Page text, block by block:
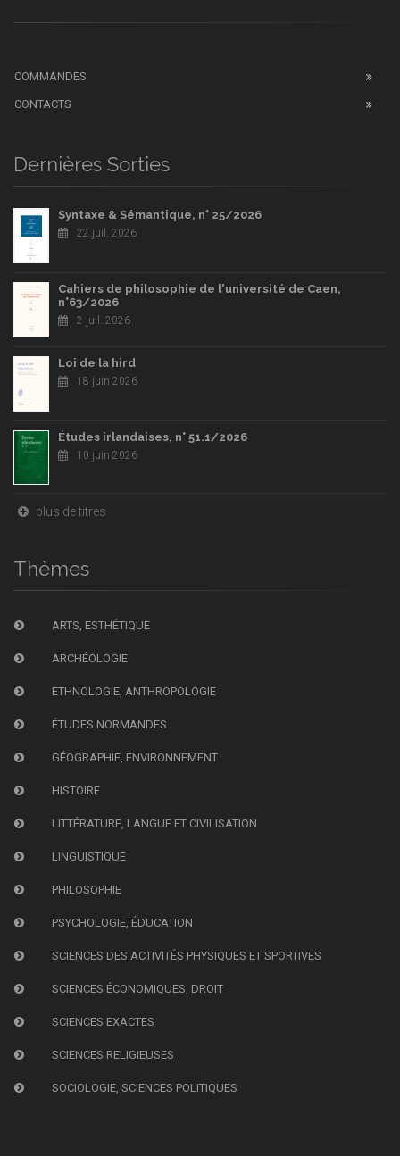
COMMANDES
CONTACTS
Dernières Sorties
Syntaxe & Sémantique, n° 25/2026
22 juil. 2026
Cahiers de philosophie de l'université de Caen,
n°63/2026
2 juil. 2026
Loi de la hird
18 juin 2026
Études irlandaises, n° 51.1/2026
10 juin 2026
plus de titres
Thèmes
ARTS, ESTHÉTIQUE
ARCHÉOLOGIE
ETHNOLOGIE, ANTHROPOLOGIE
ÉTUDES NORMANDES
GÉOGRAPHIE, ENVIRONNEMENT
HISTOIRE
LITTÉRATURE, LANGUE ET CIVILISATION
LINGUISTIQUE
PHILOSOPHIE
PSYCHOLOGIE, ÉDUCATION
SCIENCES DES ACTIVITÉS PHYSIQUES ET SPORTIVES
SCIENCES ÉCONOMIQUES, DROIT
SCIENCES EXACTES
SCIENCES RELIGIEUSES
SOCIOLOGIE, SCIENCES POLITIQUES